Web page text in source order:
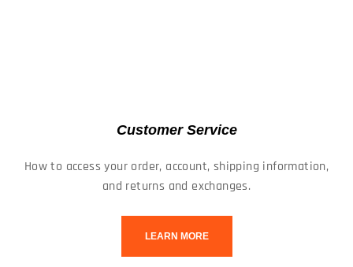
Customer Service
How to access your order, account, shipping information,
and returns and exchanges.
LEARN MORE